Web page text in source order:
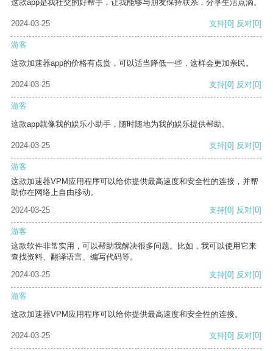
这款app是我社交的好帮手，让我能够与朋友保持联系，分享生活点滴。
2024-03-25 支持[0] 反对[0]
游客
这款加速器app的价格有点贵，可以适当降低一些，这样会更加亲民。
2024-03-25 支持[0] 反对[0]
游客
这款app就像我的娱乐小助手，随时随地为我的娱乐提供帮助。
2024-03-25 支持[0] 反对[0]
游客
这款加速器VPM应用程序可以给你提供最高速度和安全性的连接，并帮
助你在网络上自由移动。
2024-03-25
支持[0] 反对[0]
游客
这款软件非常实用，可以帮助我解决很多问题。比如，我可以使用它来
查找资料、翻译语言、编写代码等。
2024-03-25
支持[0] 反对[0]
游客
这款加速器VPM应用程序可以给你提供最高速度和安全性的连接。
2024-03-25 支持[0] 反对[0]